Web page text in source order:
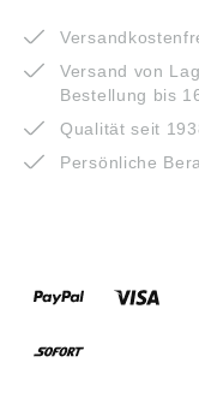
Versand von
Bestellung bis
Qualität seit
Persönliche